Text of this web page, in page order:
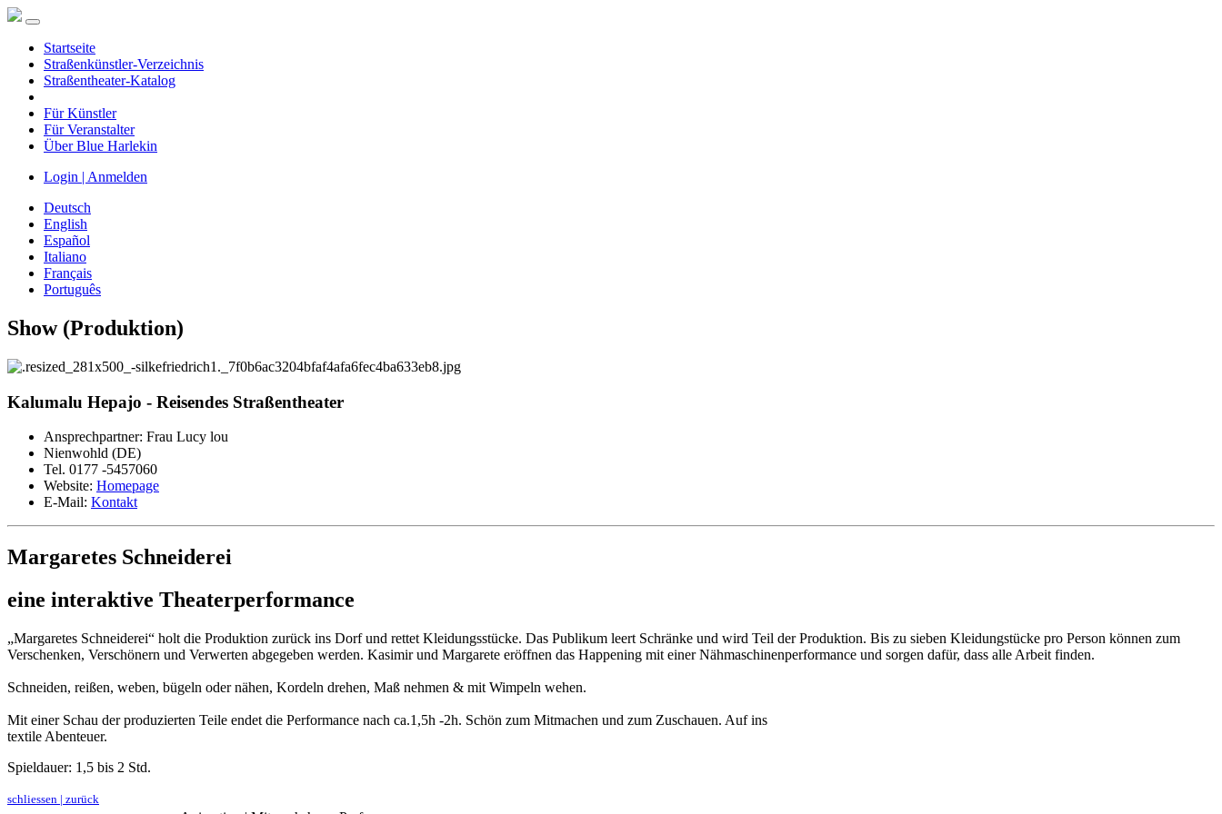
Startseite
Straßenkünstler-Verzeichnis
Straßentheater-Katalog
Für Künstler
Für Veranstalter
Über Blue Harlekin
Login | Anmelden
Deutsch
English
Español
Italiano
Français
Português
Show (Produktion)
Kalumalu Hepajo - Reisendes Straßentheater
Ansprechpartner: Frau Lucy lou
Nienwohld (DE)
Tel. 0177 -5457060
Website: Homepage
E-Mail: Kontakt
Margaretes Schneiderei
eine interaktive Theaterperformance
„Margaretes Schneiderei“ holt die Produktion zurück ins Dorf und rettet Kleidungsstücke. Das Publikum leert Schränke und wird Teil der Produktion. Bis zu sieben Kleidungstücke pro Person können zum
Verschenken, Verschönern und Verwerten abgegeben werden. Kasimir und Margarete eröffnen das Happening mit einer Nähmaschinenperformance und sorgen dafür, dass alle Arbeit finden.
Schneiden, reißen, weben, bügeln oder nähen, Kordeln drehen, Maß nehmen & mit Wimpeln wehen.
Mit einer Schau der produzierten Teile endet die Performance nach ca.1,5h -2h. Schön zum Mitmachen und zum Zuschauen. Auf ins
textile Abenteuer.
Spieldauer: 1,5 bis 2 Std.
schliessen | zurück